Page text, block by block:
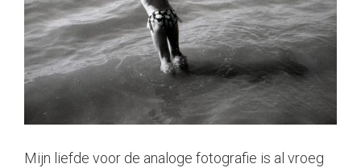
Mijn liefde voor de analoge fotografie is al vroeg